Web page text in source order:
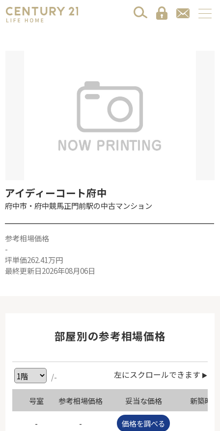
アイディーコート府中
府中市・府中競馬正門前駅の中古マンション
参考相場価格
-
坪単価262.41万円
最終更新日2026年08月06日
部屋別の参考相場価格
/- 左にスクロールできます
号室 参考相場価格 妥当な価格 新築時
- - 価格を調べる